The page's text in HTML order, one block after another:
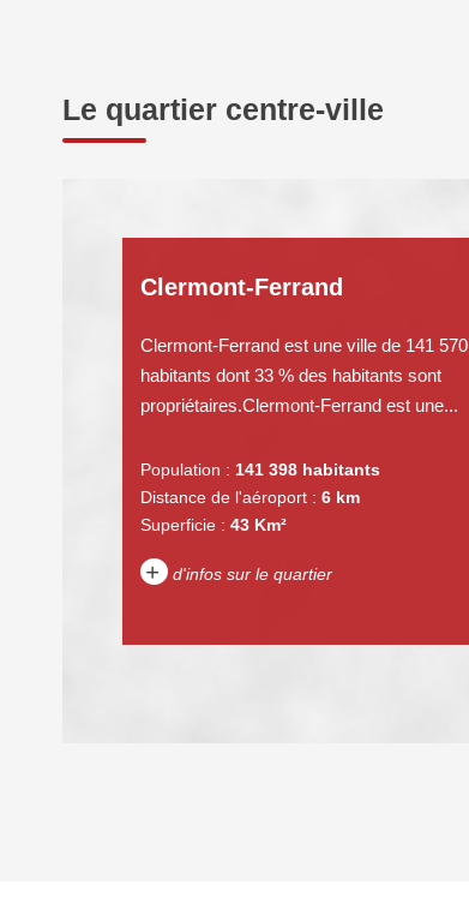
Le quartier centre-ville
Clermont-Ferrand
Clermont-Ferrand est une ville de 141 570
habitants dont 33 % des habitants sont
propriétaires.Clermont-Ferrand est une...
Population : 141 398 habitants
Distance de l'aéroport : 6 km
Superficie : 43 Km²
+ d'infos sur le quartier